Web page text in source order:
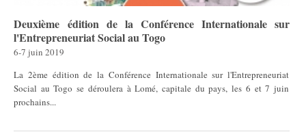
Deuxième édition de la Conférence Internationale sur
l'Entrepreneuriat Social au Togo
6-7 juin 2019
La 2ème édition de la Conférence Internationale sur l'Entrepreneuriat
Social au Togo se déroulera à Lomé, capitale du pays, les 6 et 7 juin
prochains...